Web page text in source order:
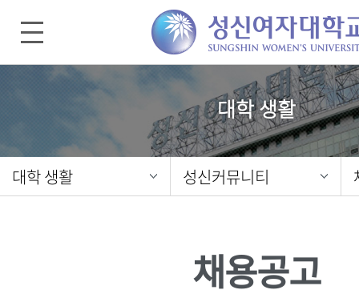
대학 생활
대학 생활 성신커뮤니티
채용공고